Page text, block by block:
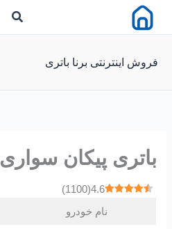
فروش اینترنتی برنا باتری
باتری پیکان سواری
4.6
(
1100
)
نام خودرو